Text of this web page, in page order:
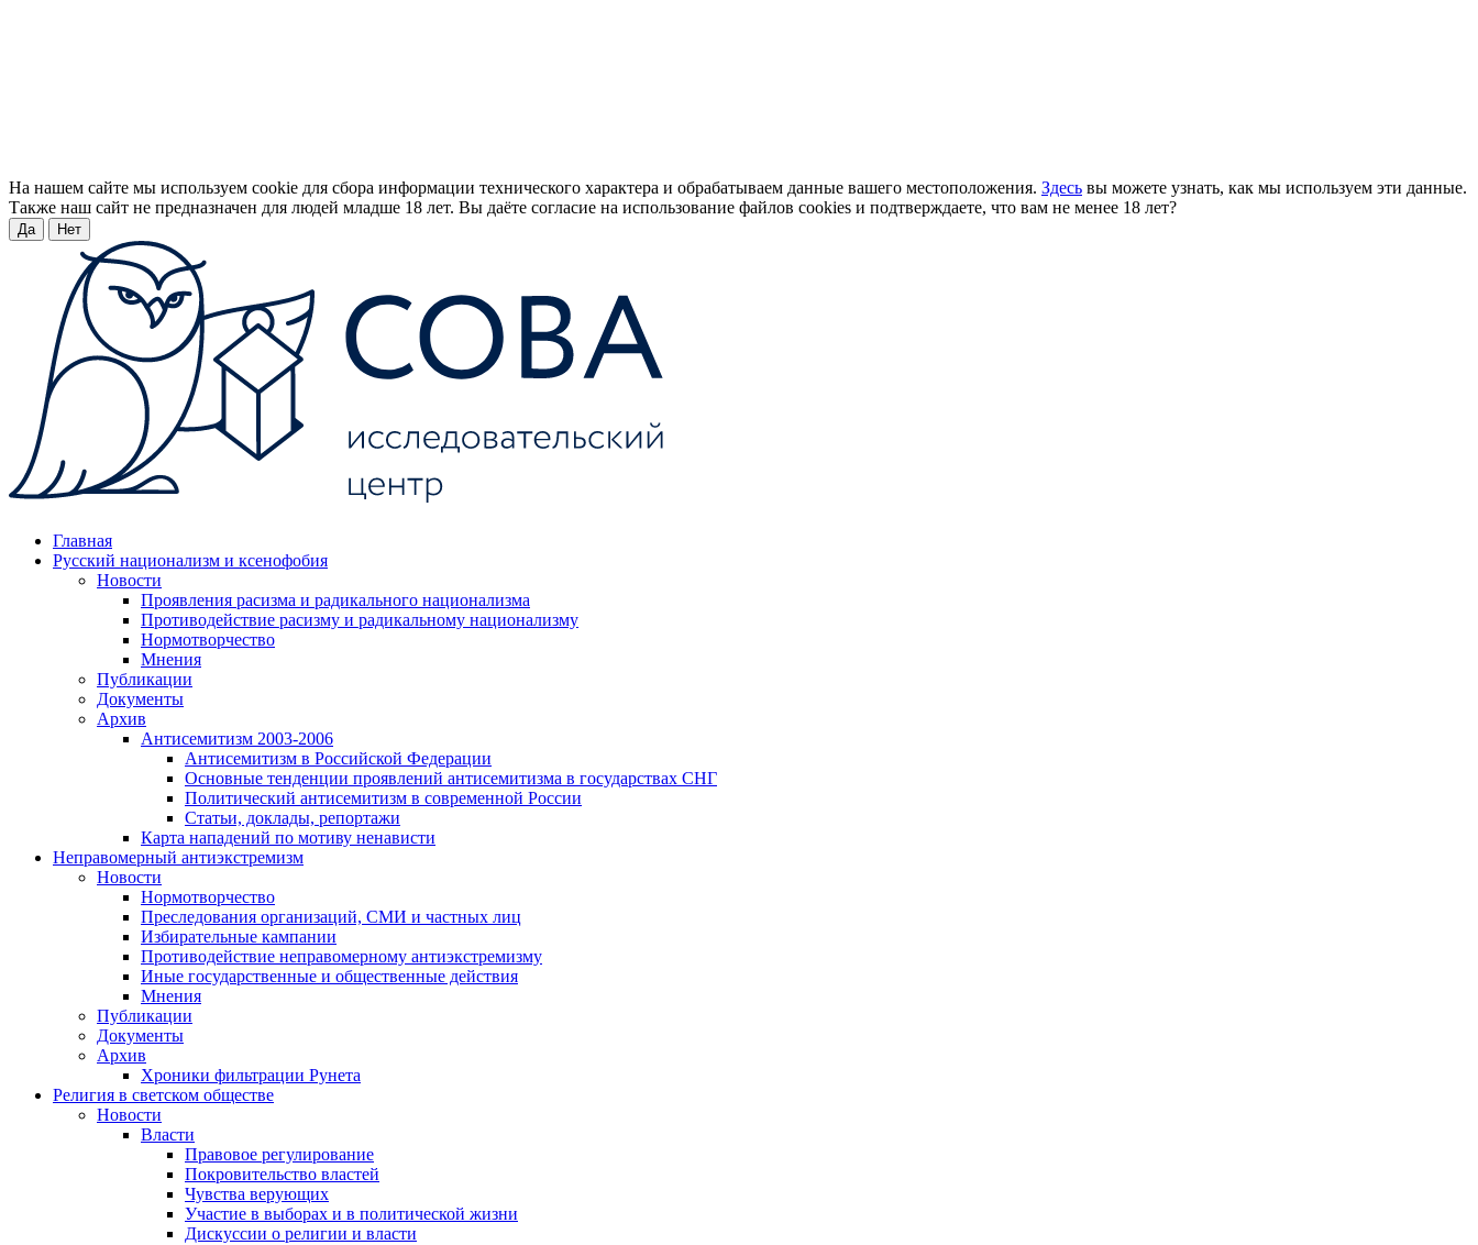
На нашем сайте мы используем cookie для сбора информации технического характера и обрабатываем данные вашего местоположения. Здесь вы можете узнать, как мы используем эти данные.
Также наш сайт не предназначен для людей младше 18 лет. Вы даёте согласие на использование файлов cookies и подтверждаете, что вам не менее 18 лет?
Да Нет
Главная
Русский национализм и ксенофобия
Новости
Проявления расизма и радикального национализма
Противодействие расизму и радикальному национализму
Нормотворчество
Мнения
Публикации
Документы
Архив
Антисемитизм 2003-2006
Антисемитизм в Российской Федерации
Основные тенденции проявлений антисемитизма в государствах СНГ
Политический антисемитизм в современной России
Статьи, доклады, репортажи
Карта нападений по мотиву ненависти
Неправомерный антиэкстремизм
Новости
Нормотворчество
Преследования организаций, СМИ и частных лиц
Избирательные кампании
Противодействие неправомерному антиэкстремизму
Иные государственные и общественные действия
Мнения
Публикации
Документы
Архив
Хроники фильтрации Рунета
Религия в светском обществе
Новости
Власти
Правовое регулирование
Покровительство властей
Чувства верующих
Участие в выборах и в политической жизни
Дискуссии о религии и власти